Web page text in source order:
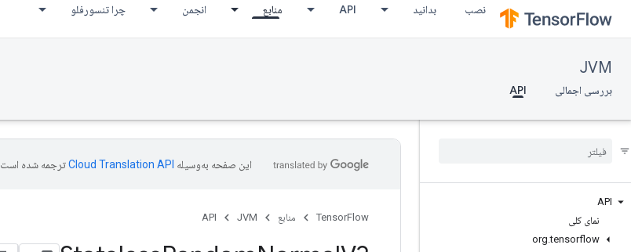
نصب بدانید API منابع انجمن چرا تنسورفلو
JVM
بررسی اجمالی API
API
نمای کلی
org.tensorflow
این صفحه به‌وسیله ترجمه شده است.
TensorFlow منابع JVM
API